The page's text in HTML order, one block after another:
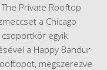
Private Rooftop
a Chicago
egyik
a Happy Bandur
megszerezve